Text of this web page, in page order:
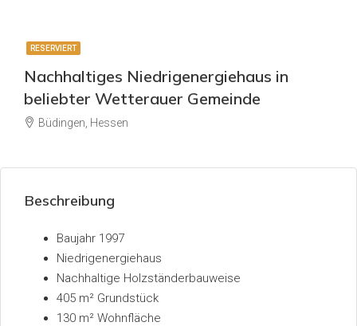
RESERVIERT
Nachhaltiges Niedrigenergiehaus in
beliebter Wetterauer Gemeinde
Büdingen, Hessen
Beschreibung
Baujahr 1997
Niedrigenergiehaus
Nachhaltige Holzständerbauweise
405 m² Grundstück
130 m² Wohnfläche